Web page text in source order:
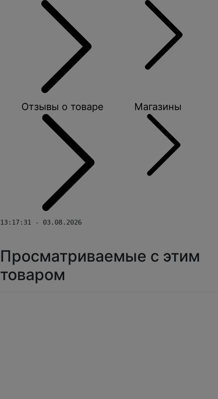
Отзывы о товаре Магазины
13:17:31 - 03.08.2026
Просматриваемые с этим
товаром